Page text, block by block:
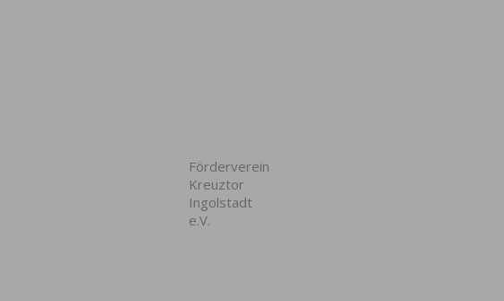
Förderverein
Kreuztor
Ingolstadt
e.V.